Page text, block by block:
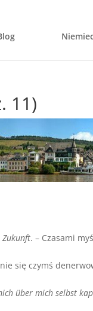
11)
Zukunft. – Czasami
się czymś
über mich selbst